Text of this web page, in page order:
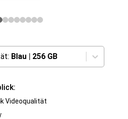
Blau | 256 GB
Videoqualität